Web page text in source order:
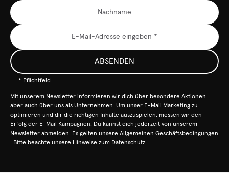
ABSENDEN
* Pflichtfeld
Mit unserem Newsletter informieren wir dich über besondere Aktionen
aber auch über uns als Unternehmen. Um unser E-Mail Marketing zu
optimieren und dir die richtigen Inhalte auszuspielen, messen wir den
Erfolg der E-Mail Kampagnen. Du kannst dich jederzeit von unserem
Newsletter abmelden. Es gelten unsere Allgemeinen Geschäftsbedingungen
. Bitte beachte unsere Hinweise zum Datenschutz .